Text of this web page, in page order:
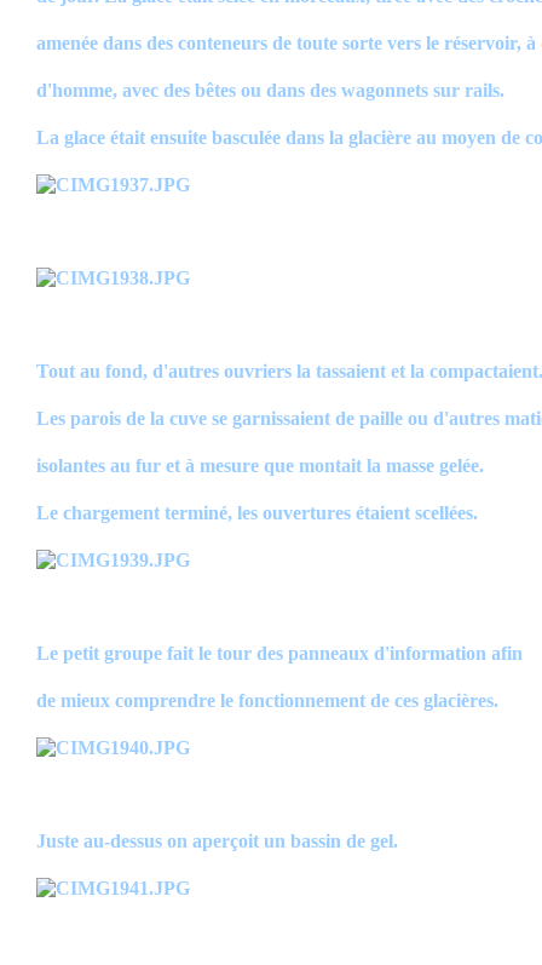
amenée dans des conteneurs de toute sorte vers le réservoir, à
d'homme, avec des bêtes ou dans des wagonnets sur rails.
La glace était ensuite basculée dans la glacière au moyen de
Tout au fond, d'autres ouvriers la tassaient et la compactaient.
Les parois de la cuve se garnissaient de paille ou d'autres
isolantes au fur et à mesure que montait la masse gelée.
Le chargement terminé, les ouvertures étaient scellées.
Le petit groupe fait le tour des panneaux d'information afin
de mieux comprendre le fonctionnement de ces glacières.
Juste au-dessus on aperçoit un bassin de gel.